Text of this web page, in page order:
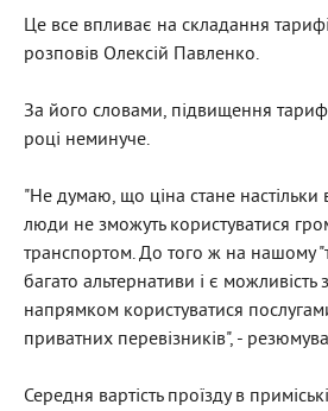
Це все впливає на складання
розповів Олексій Павленко.
За його словами, підвищення
році неминуче.
"Не думаю, що ціна стане
люди не зможуть користуватися
транспортом. До того ж на нашому
багато альтернативи і є можливість
напрямком користуватися
приватних перевізників", -
Середня вартість проїзду в